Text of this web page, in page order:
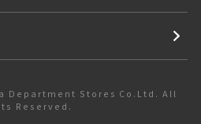
Department Stores Co.Ltd. All
Reserved.